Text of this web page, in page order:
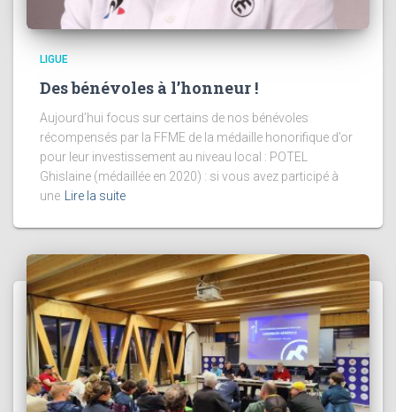
LIGUE
Des bénévoles à l’honneur !
Aujourd’hui focus sur certains de nos bénévoles
récompensés par la FFME de la médaille honorifique d’or
pour leur investissement au niveau local : POTEL
Ghislaine (médaillée en 2020) : si vous avez participé à
une
Lire la suite